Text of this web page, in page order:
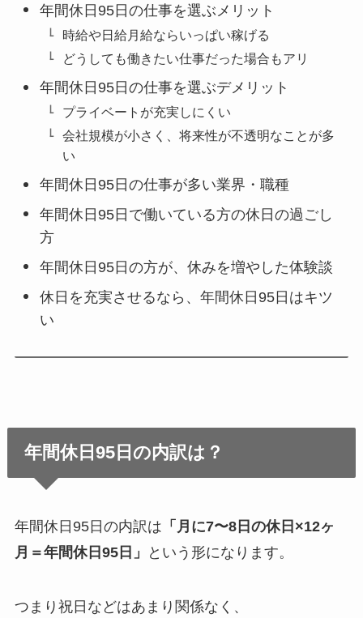
年間休日95日の仕事を選ぶメリット
時給や日給月給ならいっぱい稼げる
どうしても働きたい仕事だった場合もアリ
年間休日95日の仕事を選ぶデメリット
プライベートが充実しにくい
会社規模が小さく、将来性が不透明なことが多
い
年間休日95日の仕事が多い業界・職種
年間休日95日で働いている方の休日の過ごし
方
年間休日95日の方が、休みを増やした体験談
休日を充実させるなら、年間休日95日はキツ
い
年間休日95日の内訳は？
年間休日95日の内訳は 「月に7〜8日の休日×12ヶ
月＝年間休日95日」
という形になります。
つまり祝日などはあまり関係なく、